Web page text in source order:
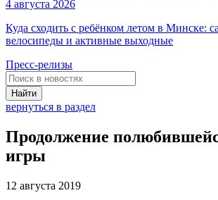
4 августа 2026
Куда сходить с ребёнком летом в Минске:
велосипеды и активные выходные
Пресс-релизы
Найти
вернуться в раздел
Продолжение
игры
12 августа 2019